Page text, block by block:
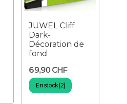
JUWEL Cliff
Dark-
Décoration de
fond
69,90 CHF
En stock (2)